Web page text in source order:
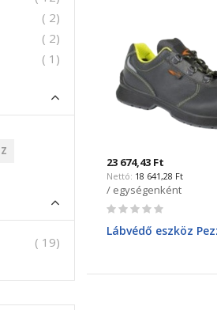
23 674,43 Ft
18 641,28 Ft
/ egységenként
Rating:
Lábvédő eszköz
2termék
2termék
1 termék
19termék